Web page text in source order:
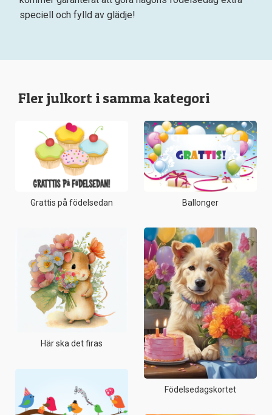
speciell och fylld av glädje!
Fler julkort i samma kategori
Grattis på födelsedan
Här ska det firas
Ballonger
Födelsedagskortet